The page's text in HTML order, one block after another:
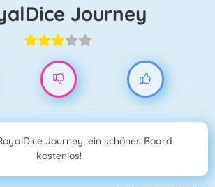
Journey
Journey, ein schönes Board
kostenlos!